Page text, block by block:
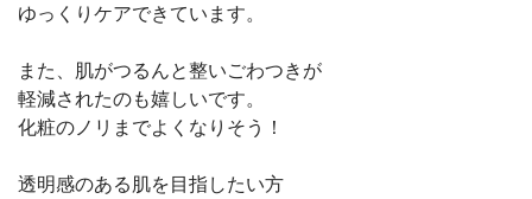
ゆっくりケアできています。
また、肌がつるんと整いごわつきが
軽減されたのも嬉しいです。
化粧のノリまでよくなりそう！
透明感のある肌を目指したい方